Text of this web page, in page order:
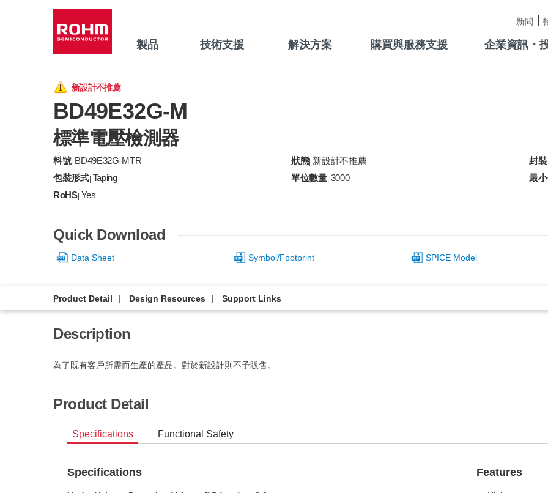
新聞
製品 技術支援 解決方案 購買與服務支援 企業資訊・
新設計不推薦
BD49E32G-M
標準電壓檢測器
料號| BD49E32G-MTR 狀態| 新設計不推薦 封裝|
包裝形式| Taping 單位數量| 3000 最
RoHS| Yes
Quick Download
Data Sheet Symbol/Footprint SPICE Model
Product Detail Design Resources Support Links
Description
為了既有客戶所需而生產的產品。對於新設計則不予販售。
Product Detail
Specifications Functional Safety
Specifications Features